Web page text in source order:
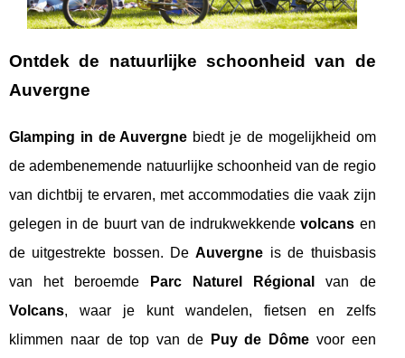
Ontdek de natuurlijke schoonheid van de
Auvergne
Glamping in de Auvergne biedt je de mogelijkheid om
de adembenemende natuurlijke schoonheid van de regio
van dichtbij te ervaren, met accommodaties die vaak zijn
gelegen in de buurt van de indrukwekkendevolcans en
de uitgestrekte bossen. DeAuvergne is de thuisbasis
van het beroemde
Parc Naturel Régional
van de
Volcans, waar je kunt wandelen, fietsen en zelfs
klimmen naar de top van de
Puy de Dôme voor een